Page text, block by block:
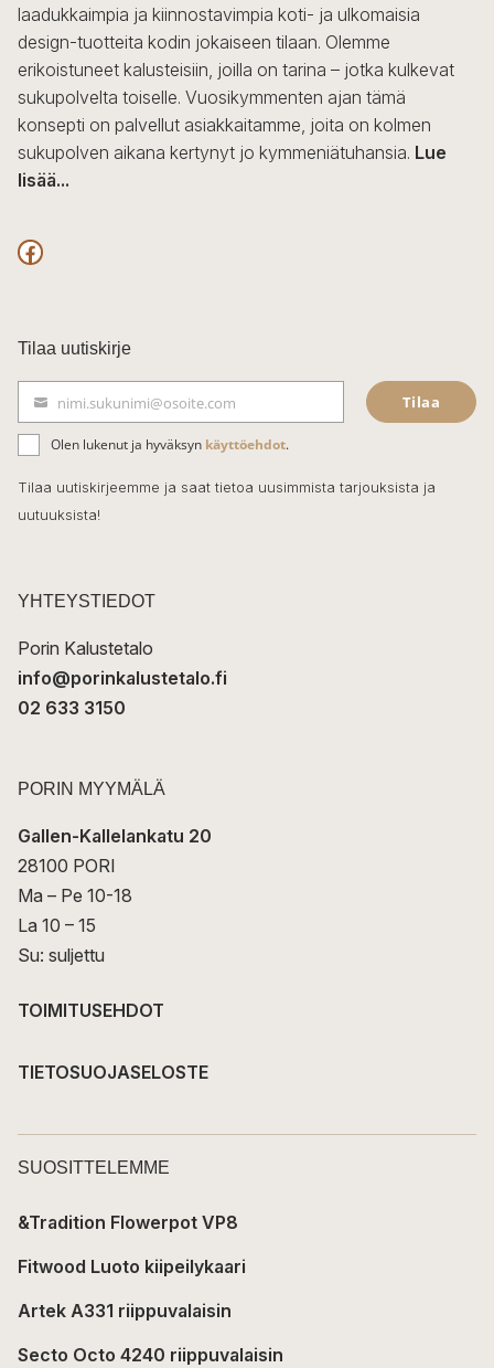
laadukkaimpia ja kiinnostavimpia koti- ja ulkomaisia
design-tuotteita kodin jokaiseen tilaan. Olemme
erikoistuneet kalusteisiin, joilla on tarina – jotka kulkevat
sukupolvelta toiselle. Vuosikymmenten ajan tämä
konsepti on palvellut asiakkaitamme, joita on kolmen
sukupolven aikana kertynyt jo kymmeniätuhansia. Lue
lisää...
F
c
e
b
o
o
k
Tilaa uutiskirje
ä
h
k
t
nimi.sukunimi@osoite.com Tilaa
Olen lukenut ja hyväksyn käyttöehdot.
Tilaa uutiskirjeemme ja saat tietoa uusimmista tarjouksista ja
uutuuksista!
YHTEYSTIEDOT
Porin Kalustetalo
info@porinkalustetalo.fi
02 633 3150
PORIN MYYMÄLÄ
Gallen-Kallelankatu 20
28100 PORI
Ma – Pe 10-18
La 10 – 15
Su: suljettu
TOIMITUSEHDOT
TIETOSUOJASELOSTE
SUOSITTELEMME
&Tradition Flowerpot VP8
Fitwood Luoto kiipeilykaari
Artek A331 riippuvalaisin
Secto Octo 4240 riippuvalaisin